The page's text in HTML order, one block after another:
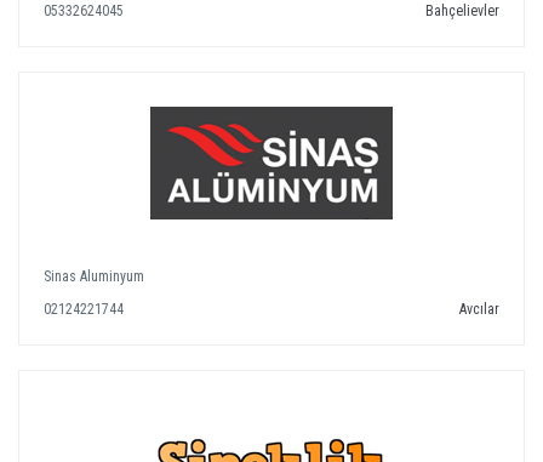
05332624045
Bahçelievler
Sinas Aluminyum
02124221744
Avcılar